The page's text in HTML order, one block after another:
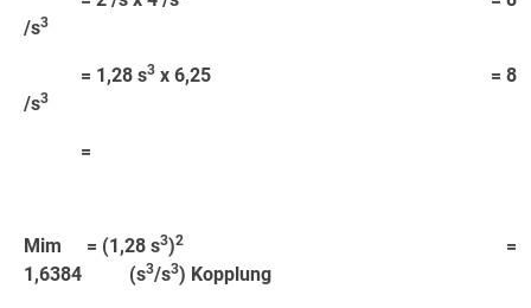
/s3
= 1,28 s3 x 6,25 = 8
/s3
=
Mim = (1,28 s3)2=
1,6384 (s3/s3) Kopplung